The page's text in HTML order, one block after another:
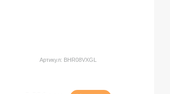
Артикул: BHR08VXGL